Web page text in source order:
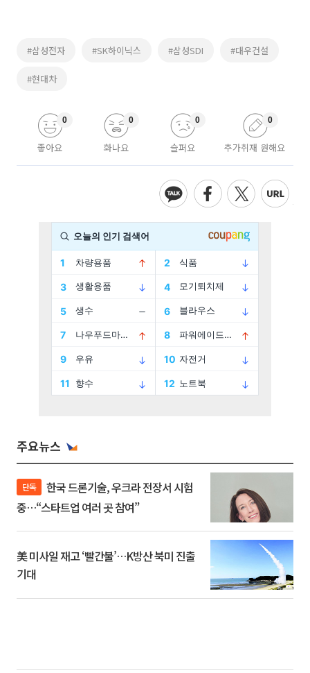
#삼성전자 #SK하이닉스 #삼성SDI #대우건설
#현대차
좋아요
0
화나요
0
슬퍼요
0
추가취재 원해요
0
주요뉴스
단독
중…“스타트업 여러 곳 참여”
美 미사일 재고 ‘빨간불’…K방산 북미 진출
기대